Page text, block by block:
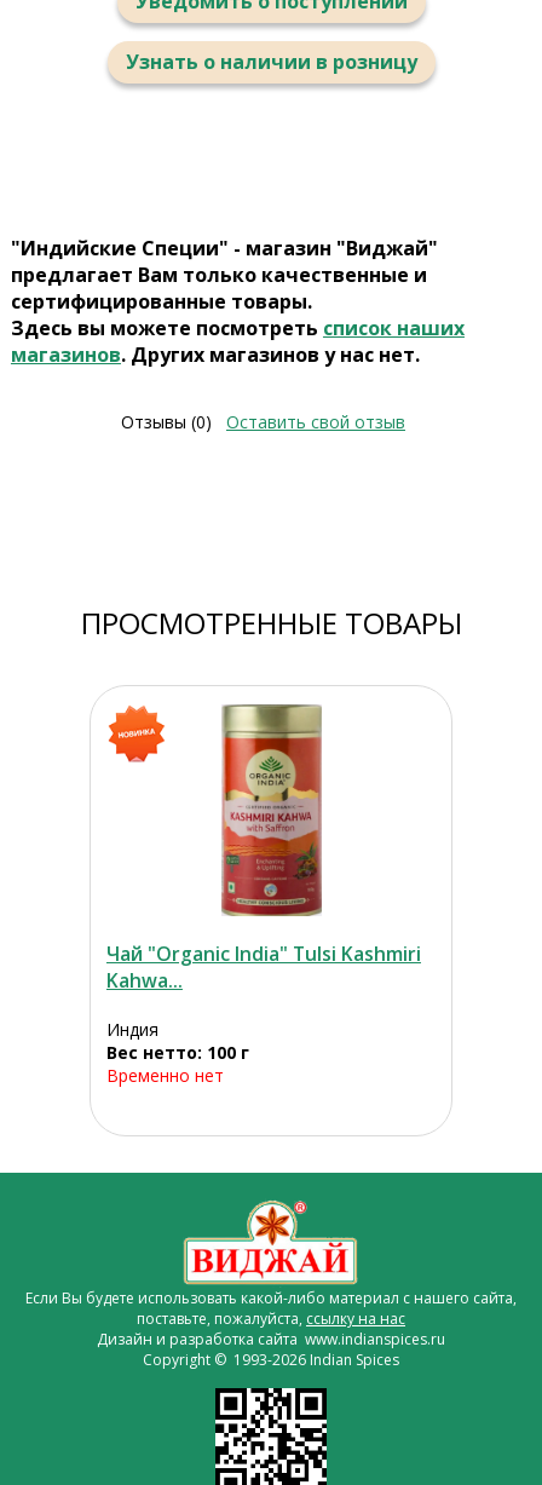
Узнать о наличии в розницу
"Индийские Специи" - магазин "Виджай"
предлагает Вам только качественные и
сертифицированные товары.
Здесь вы можете посмотреть список наших
магазинов. Других магазинов у нас нет.
Отзывы (0) Оставить свой отзыв
ПРОСМОТРЕННЫЕ ТОВАРЫ
Чай "Organic India" Tulsi Kashmiri
Kahwa...
Индия
Вес нетто: 100 г
Временно нет
Если Вы будете использовать какой-либо материал с нашего сайта,
поставьте, пожалуйста, ссылку на нас
Дизайн и разработка сайта www.indianspices.ru
Copyright © 1993-2026 Indian Spices